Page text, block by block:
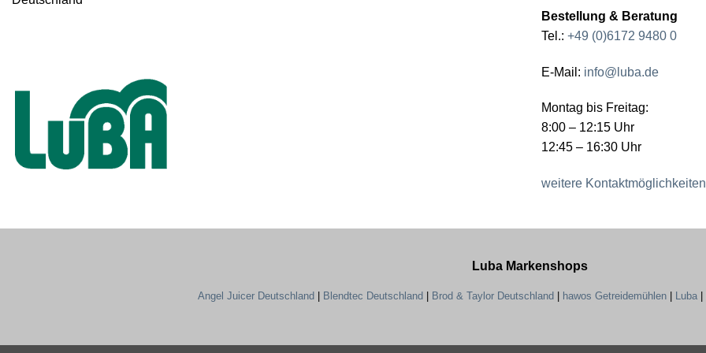
Bestellung & Beratung
Tel.: +49 (0)6172 9480 0
E-Mail: info@luba.de
Montag bis Freitag:
8:00 – 12:15 Uhr
12:45 – 16:30 Uhr
weitere Kontaktmöglichkeiten
Luba Markenshops
Angel Juicer Deutschland Blendtec Deutschland Brod & Taylor Deutschland hawos Getreidemühlen Luba